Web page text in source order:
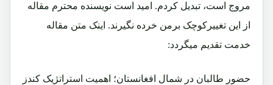
مروج است، تبدیل کردم. امید است نویسنده محترم مقاله
از این تغییرکوچک برمن خرده نگیرند. اینک متن مقاله
خدمت تقدیم میگردد:
حضور طالبان در شمال افغانستان؛ اهمیت استراتژیک کندز